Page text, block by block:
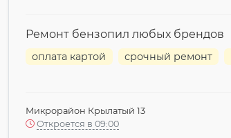
Ремонт бензопил любых брендов
оплата картой срочный ремонт
Микрорайон Крылатый 13
Откроется в 09:00